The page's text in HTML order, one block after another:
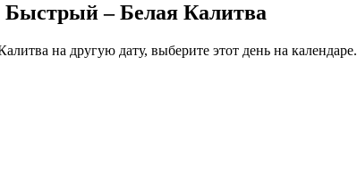
Быстрый – Белая Калитва
на другую дату, выберите этот день на календаре.